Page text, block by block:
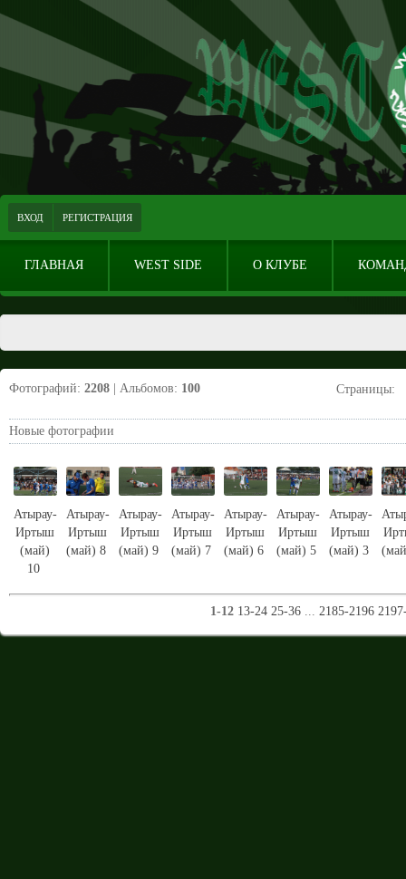
ВХОД РЕГИСТРАЦИЯ
ГЛАВНАЯ WEST SIDE О КЛУБЕ
Фотографий: 2208 | Альбомов: 100 Страницы:
Новые фотографии
Атырау-
Иртыш
(май)
10
Атырау-
Иртыш
(май) 8
Атырау-
Иртыш
(май) 9
Атырау-
Иртыш
(май) 7
Атырау-
Иртыш
(май) 6
Атырау-
Иртыш
(май) 5
Атырау-
Иртыш
(май) 3
1-12 13-24 25-36 ... 2185-2196